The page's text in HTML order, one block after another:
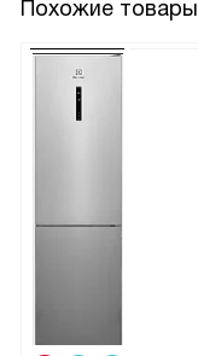
Похожие товары